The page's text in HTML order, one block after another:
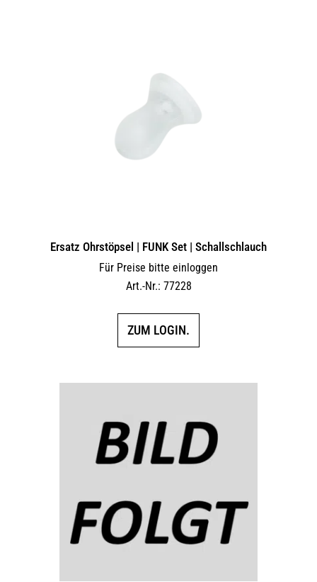
Ersatz Ohrstöpsel | FUNK Set | Schallschlauch
Für Preise bitte einloggen
Art.-Nr.: 77228
ZUM LOGIN.